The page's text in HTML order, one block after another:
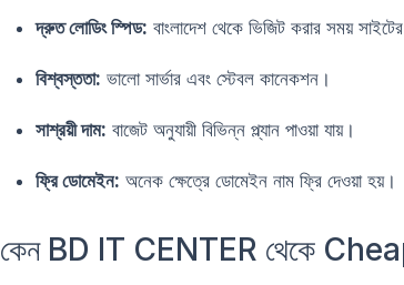
দ্রুত লোডিং স্পিড: বাংলাদেশ থেকে ভিজিট করার সময়
বিশ্বস্ততা: ভালো সার্ভার এবং স্টেবল কানেকশন।
সাশ্রয়ী দাম: বাজেট অনুযায়ী বিভিন্ন প্ল্যান পাওয়া যায়।
ফ্রি ডোমেইন: অনেক ক্ষেত্রে ডোমেইন নাম ফ্রি দেওয়া হয়।
কেন BD IT CENTER থেকে